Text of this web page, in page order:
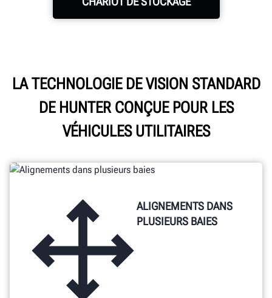
colonne fixe ou à
Alimentation sans fil en
toute liberté tout au long
de la journée, rangement
optimisée.
LA TECHNOLOGIE DE VISION STANDARD
DE HUNTER CONÇUE POUR LES
VÉHICULES UTILITAIRES
ALIGNEMENTS DANS
PLUSIEURS BAIES